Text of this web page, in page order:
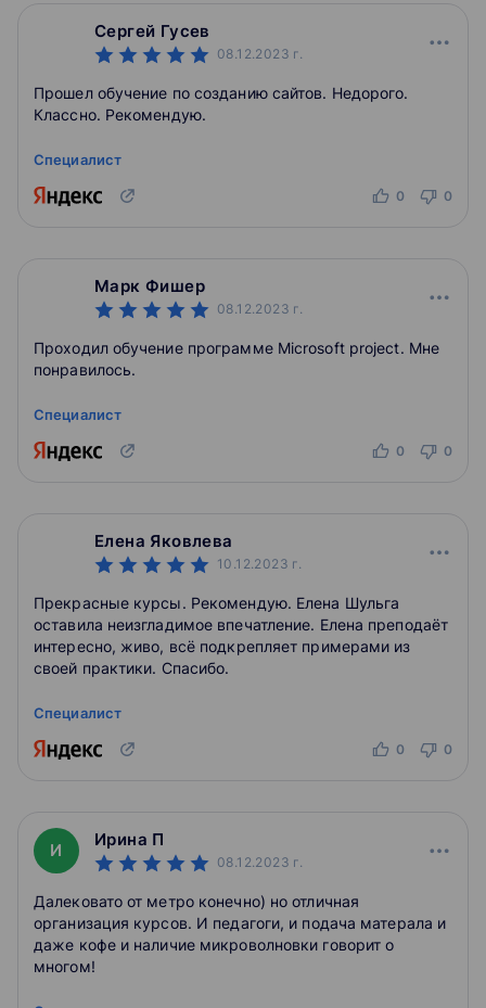
Сергей Гусев
08.12.2023 г.
Прошел обучение по созданию сайтов. Недорого.
Классно. Рекомендую.
Специалист
0 0
Марк Фишер
08.12.2023 г.
Проходил обучение программе Microsoft project. Мне
понравилось.
Специалист
0 0
Елена Яковлева
10.12.2023 г.
Прекрасные курсы. Рекомендую. Елена Шульга
оставила неизгладимое впечатление. Елена преподаёт
интересно, живо, всë подкрепляет примерами из
своей практики. Спасибо.
Специалист
0 0
И
Ирина П
08.12.2023 г.
Далековато от метро конечно) но отличная
организация курсов. И педагоги, и подача матерала и
даже кофе и наличие микроволновки говорит о
многом!